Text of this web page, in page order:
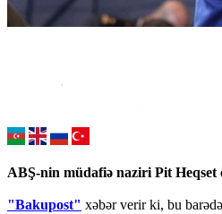
ABŞ-nin müdafiə naziri Pit Heqset
"Bakupost" xəbər verir ki, bu